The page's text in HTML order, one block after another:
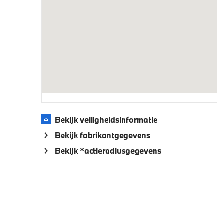
Akoestische waarschuwing voor
voetgangers
Actieve
Bekijk veiligheidsinformatie
Bekijk fabrikantgegevens
Bekijk *actieradiusgegevens